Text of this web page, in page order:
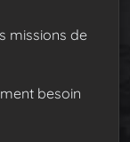
missions de
besoin